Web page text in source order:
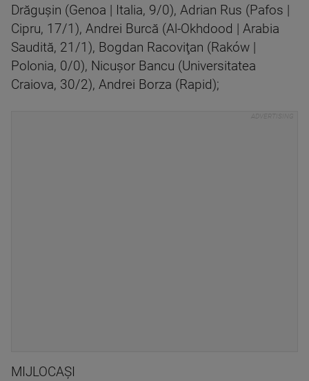
Drăguşin (Genoa | Italia, 9/0), Adrian Rus (Pafos |
Cipru, 17/1), Andrei Burcă (Al-Okhdood | Arabia
Saudită, 21/1), Bogdan Racoviţan (Raków |
Polonia, 0/0), Nicuşor Bancu (Universitatea
Craiova, 30/2), Andrei Borza (Rapid);
MIJLOCAŞI